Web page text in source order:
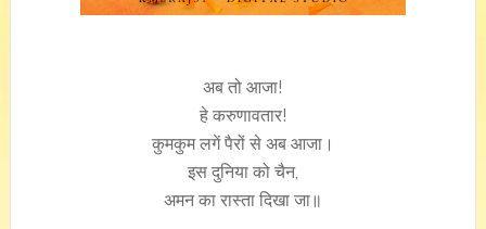
अब तो आजा!
हे करुणावतार!
कुमकुम लगें पैरों से अब आजा।
इस दुनिया को चैन,
अमन का रास्ता दिखा जा॥